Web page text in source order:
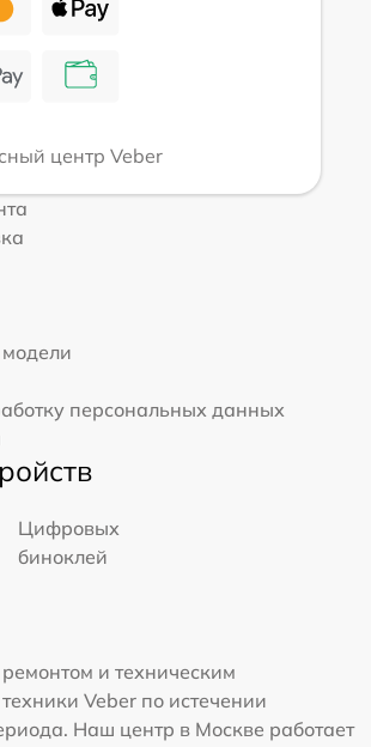
центр Veber
персональных данных
Цифровых
биноклей
и техническим
Veber по истечении
Наш центр в Москве работает